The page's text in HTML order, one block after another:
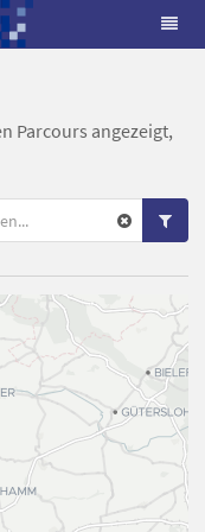
Parcours angezeigt,